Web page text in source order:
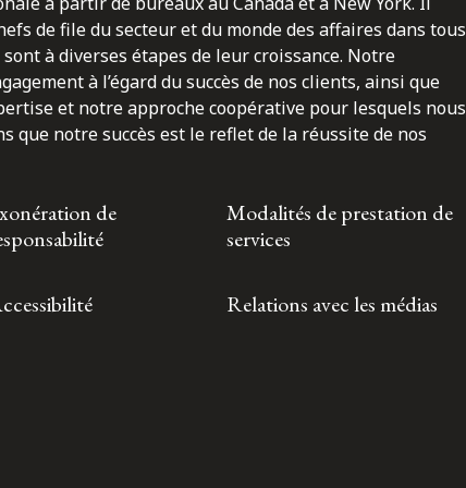
de file du secteur et du monde des affaires dans tous
à diverses étapes de leur croissance. Notre
à l’égard du succès de nos clients, ainsi que
et notre approche coopérative pour lesquels nous
que notre succès est le reflet de la réussite de nos
de
Modalités de prestation de
services
Relations avec les médias